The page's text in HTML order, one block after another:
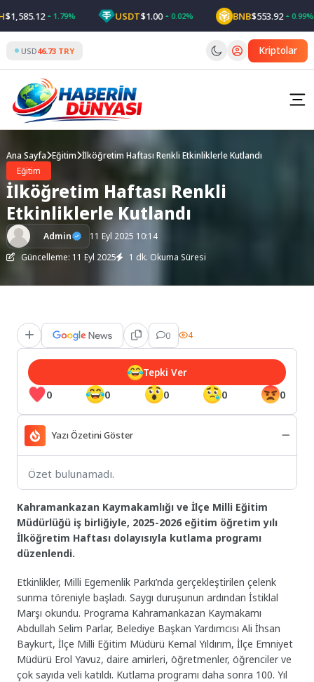
to
content
1.79% USDT$1.00 0.02% BNB$553.92 0.99%
USD46.73 TRY Kriptolar
Ana Sayfa Eğitim İlköğretim Haftası Renkli Etkinliklerle Kutlandı
Eğitim
İlköğretim Haftası Renkli
Etkinliklerle Kutlandı
Admin
11 Eyl 2025 10:14
Güncelleme: 11 Eyl 2025
1 dk. Okuma Süresi
0 4
0 0 0 0 0
Tepki Ver
Yazı Özetini Göster
Özet bulunamadı.
Kahramankazan Kaymakamlığı ve İlçe Milli Eğitim
Müdürlüğü iş birliğiyle, 2025-2026 eğitim öğretim yılı
İlköğretim Haftası dolayısıyla kutlama programı
düzenlendi.
Etkinlikler, Milli Egemenlik Parkı’nda gerçekleştirilen çelenk
sunma töreniyle başladı. Saygı duruşunun ardından İstiklal
Marşı okundu. Programa Kahramankazan Kaymakamı
Abdullah Selim Parlar, Belediye Başkan Yardımcısı Ali İhsan
Baykurt, İlçe Milli Eğitim Müdürü Kemal Yıldırım, İlçe Emniyet
Müdürü Erol Yavuz, daire amirleri, öğretmenler, öğrenciler ve
çok sayıda veli katıldı. Kutlama programı daha sonra 100. Yıl